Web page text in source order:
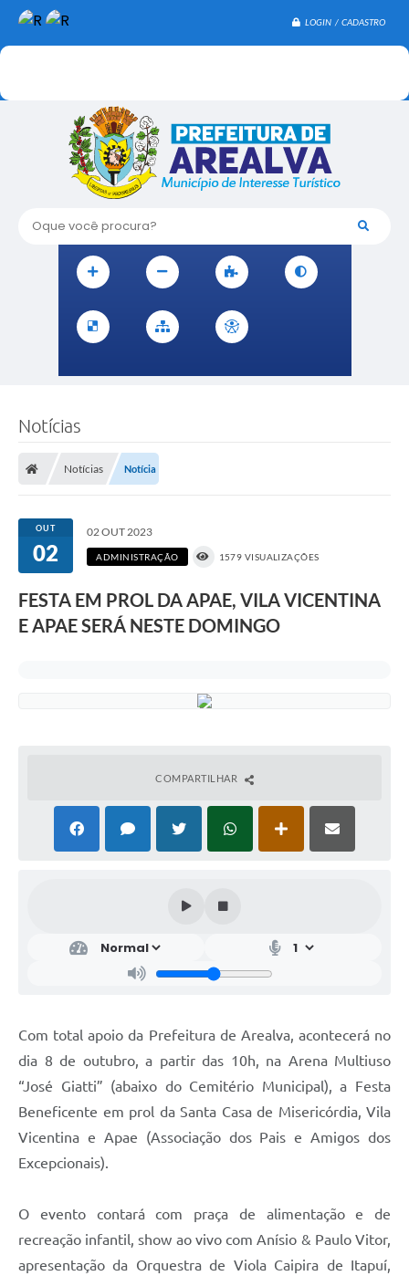
LOGIN / CADASTRO
Oque você procura?
Notícias
Notícias Notícia
OUT
02
02 OUT 2023
ADMINISTRAÇÃO 1579 VISUALIZAÇÕES
FESTA EM PROL DA APAE, VILA VICENTINA
E APAE SERÁ NESTE DOMINGO
COMPARTILHAR
Com total apoio da Prefeitura de Arealva, acontecerá no
dia 8 de outubro, a partir das 10h, na Arena Multiuso
“José Giatti” (abaixo do Cemitério Municipal), a Festa
Beneficente em prol da Santa Casa de Misericórdia, Vila
Vicentina e Apae (Associação dos Pais e Amigos dos
Excepcionais).
O evento contará com praça de alimentação e de
recreação infantil, show ao vivo com Anísio & Paulo Vitor,
apresentação da Orquestra de Viola Caipira de Itapuí,